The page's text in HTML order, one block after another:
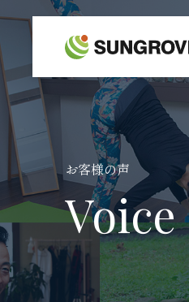
お客様の声
Voice
サングローブについて
事業内容
制作実績
お客様の声
お知らせ